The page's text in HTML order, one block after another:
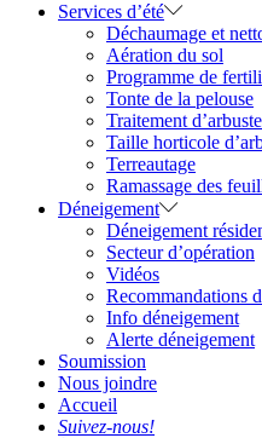
Services d’été
Déchaumage et
Aération du sol
Programme de
Tonte de la pelouse
Traitement
Taille horticole
Terreautage
Ramassage des
Déneigement
Déneigement
Secteur d’opération
Vidéos
Recommandations
Info déneigement
Alerte déneigement
Soumission
Nous joindre
Accueil
Suivez-nous!